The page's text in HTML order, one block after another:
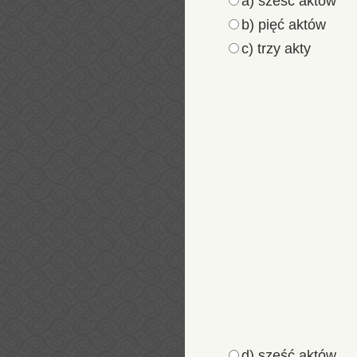
b) pięć aktów
c) trzy akty